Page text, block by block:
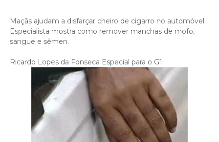
Maçãs ajudam a disfarçar cheiro de cigarro no automóvel.
Especialista mostra como remover manchas de mofo,
sangue e sêmen.
Ricardo Lopes da Fonseca Especial para o G1